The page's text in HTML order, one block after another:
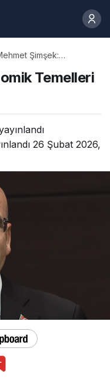
Şimşek:
Temelleri
26 Şubat 2026,